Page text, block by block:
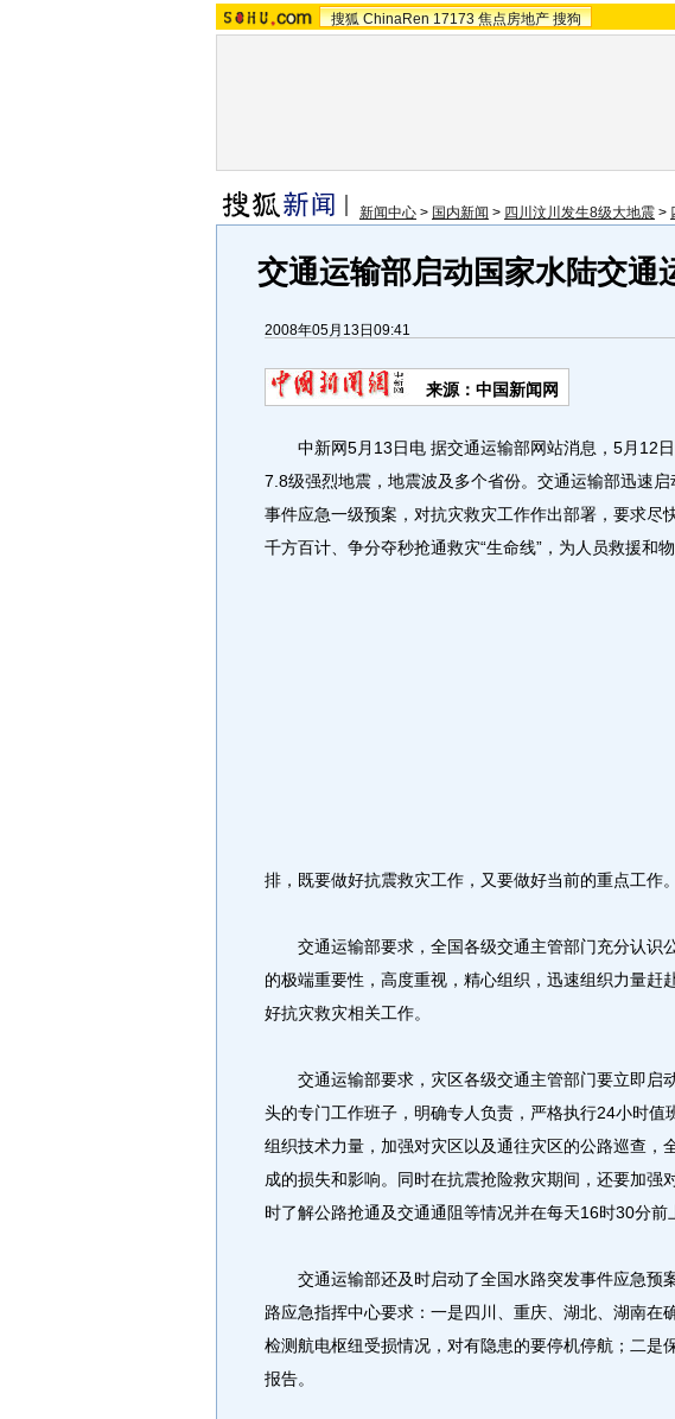
搜狐 ChinaRen 17173 焦点房地产 搜狗
新闻中心 > 国内新闻 > 四川汶川发生8级大地震 >
交通运输部启动国家水陆交通
2008年05月13日09:41
来源：中国新闻网
中新网5月13日电 据交通运输部网站消息，5月12日
7.8级强烈地震，地震波及多个省份。交通运输部迅速
事件应急一级预案，对抗灾救灾工作作出部署，要求尽
千方百计、争分夺秒抢通救灾“生命线”，为人员救援和
排，既要做好抗震救灾工作，又要做好当前的重点工作。
交通运输部要求，全国各级交通主管部门充分认识
的极端重要性，高度重视，精心组织，迅速组织力量赶
好抗灾救灾相关工作。
交通运输部要求，灾区各级交通主管部门要立即启
头的专门工作班子，明确专人负责，严格执行24小时值
组织技术力量，加强对灾区以及通往灾区的公路巡查，
成的损失和影响。同时在抗震抢险救灾期间，还要加强
时了解公路抢通及交通通阻等情况并在每天16时30分前
交通运输部还及时启动了全国水路突发事件应急预
路应急指挥中心要求：一是四川、重庆、湖北、湖南在
检测航电枢纽受损情况，对有隐患的要停机停航；二是
报告。